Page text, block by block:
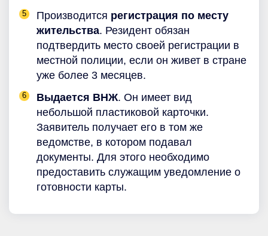
Производится регистрация по месту
жительства. Резидент обязан
подтвердить место своей регистрации в
местной полиции, если он живет в стране
уже более 3 месяцев.
Выдается ВНЖ. Он имеет вид
небольшой пластиковой карточки.
Заявитель получает его в том же
ведомстве, в котором подавал
документы. Для этого необходимо
предоставить служащим уведомление о
готовности карты.